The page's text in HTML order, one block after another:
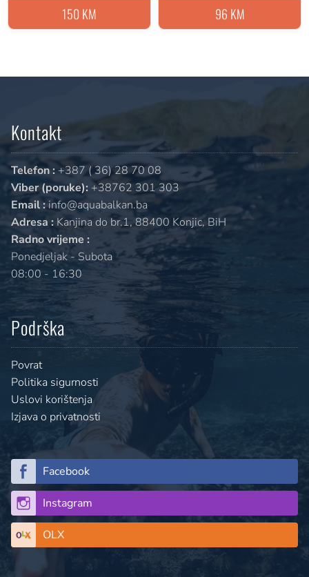
150 KM
96 KM
Kontakt
Telefon : +387 ( 36) 28 70 08
Viber (poruke): +38762 301 303
Email :info@aquabalkan.ba
Adresa : Kanjina do br.1, 88400 Konjic, BiH
Radno vrijeme :
Ponedjeljak - Subota
08:00 - 16:30
Podrška
Povrat
Politika sigurnosti
Uslovi korištenja
Izjava o privatnosti
Facebook
Instagram
OLX